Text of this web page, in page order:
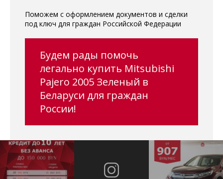
Поможем с оформлением документов и сделки
под ключ для граждан Российской Федерации
Будем рады помочь
легально купить Mitsubishi
Pajero 2005 Зеленый в
Беларуси для граждан
России!